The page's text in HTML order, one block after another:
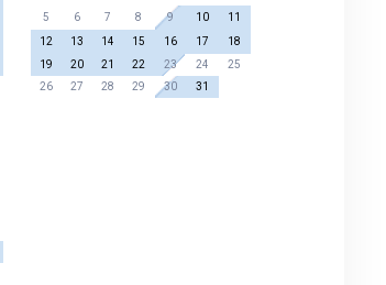
5
6 7 8 9 10
11
12
13 14 15 16 17
18
19
20 21 22 23 24
25
26
27 28 29 30 31